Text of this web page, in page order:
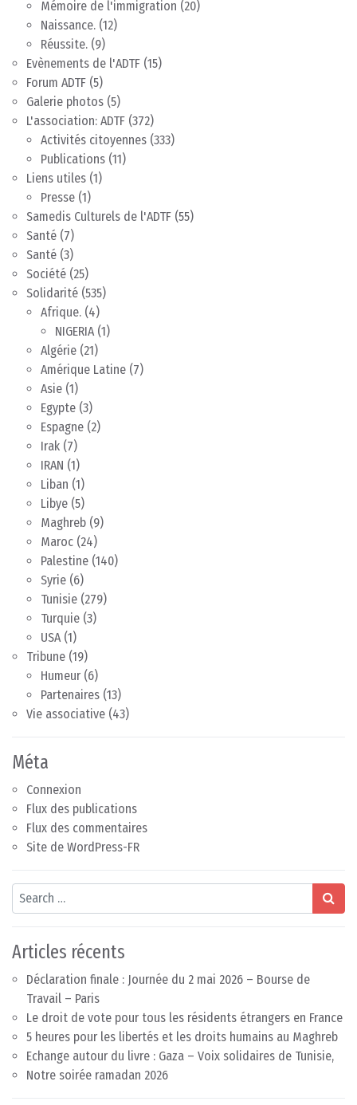
Mémoire de l'immigration (20)
Naissance. (12)
Réussite. (9)
Evènements de l'ADTF (15)
Forum ADTF (5)
Galerie photos (5)
L'association: ADTF (372)
Activités citoyennes (333)
Publications (11)
Liens utiles (1)
Presse (1)
Samedis Culturels de l'ADTF (55)
Santé (7)
Santé (3)
Société (25)
Solidarité (535)
Afrique. (4)
NIGERIA(1)
Algérie (21)
Amérique Latine (7)
Asie (1)
Egypte (3)
Espagne (2)
Irak (7)
IRAN (1)
Liban (1)
Libye (5)
Maghreb (9)
Maroc (24)
Palestine (140)
Syrie (6)
Tunisie (279)
Turquie (3)
USA(1)
Tribune (19)
Humeur (6)
Partenaires (13)
Vie associative (43)
Méta
Connexion
Flux des publications
Flux des commentaires
Site de WordPress-FR
Search
Articles récents
Déclaration finale : Journée du 2 mai 2026 – Bourse de
Travail – Paris
Le droit de vote pour tous les résidents étrangers en France
5 heures pour les libertés et les droits humains au Maghreb
Echange autour du livre : Gaza – Voix solidaires de Tunisie,
Notre soirée ramadan 2026